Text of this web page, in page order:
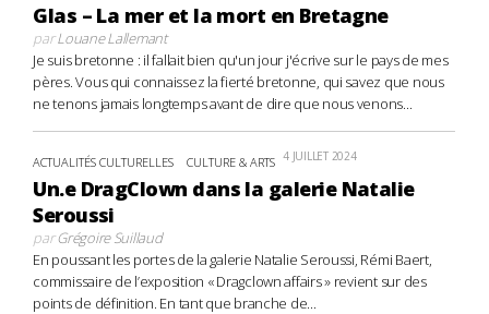
Glas – La mer et la mort en Bretagne
parLouane Lallemant
Je suis bretonne : il fallait bien qu'un jour j'écrive sur le pays de mes
pères. Vous qui connaissez la fierté bretonne, qui savez que nous
ne tenons jamais longtemps avant de dire que nous venons...
ACTUALITÉS CULTURELLES CULTURE & ARTS 4 JUILLET 2024
Un.e DragClown dans la galerie Natalie
Seroussi
parGrégoire Suillaud
En poussant les portes de la galerie Natalie Seroussi, Rémi Baert,
commissaire de l’exposition « Dragclown affairs » revient sur des
points de définition. En tant que branche de...